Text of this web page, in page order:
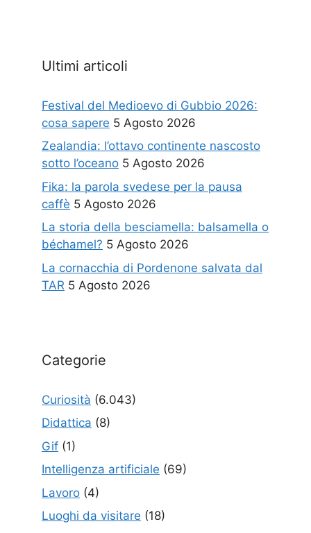
Ultimi articoli
Festival del Medioevo di Gubbio 2026:
cosa sapere 5 Agosto 2026
Zealandia: l’ottavo continente nascosto
sotto l’oceano 5 Agosto 2026
Fika: la parola svedese per la pausa
caffè 5 Agosto 2026
La storia della besciamella: balsamella o
béchamel? 5 Agosto 2026
La cornacchia di Pordenone salvata dal
TAR 5 Agosto 2026
Categorie
Curiosità (6.043)
Didattica (8)
Gif (1)
Intelligenza artificiale (69)
Lavoro (4)
Luoghi da visitare (18)